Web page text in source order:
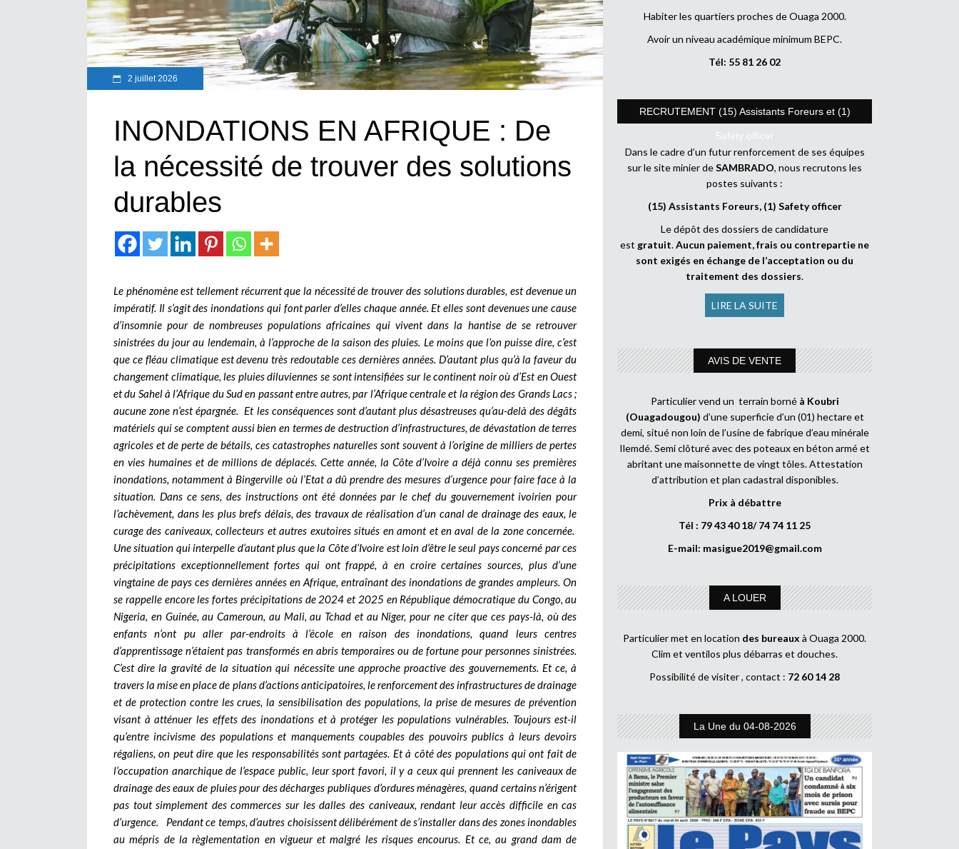
2 juillet 2026
INONDATIONS EN AFRIQUE : De
la nécessité de trouver des solutions
durables
Le phénomène est tellement récurrent que la nécessité de trouver des solutions durables, est devenue un
impératif. Il s’agit des inondations qui font parler d’elles chaque année. Et elles sont devenues une cause
d’insomnie pour de nombreuses populations africaines qui vivent dans la hantise de se retrouver
sinistrées du jour au lendemain, à l’approche de la saison des pluies. Le moins que l’on puisse dire, c’est
que ce fléau climatique est devenu très redoutable ces dernières années. D’autant plus qu’à la faveur du
changement climatique, les pluies diluviennes se sont intensifiées sur le continent noir où d’Est en Ouest
et du Sahel à l’Afrique du Sud en passant entre autres, par l’Afrique centrale et la région des Grands Lacs ;
aucune zone n’est épargnée. Et les conséquences sont d’autant plus désastreuses qu’au-delà des dégâts
matériels qui se comptent aussi bien en termes de destruction d’infrastructures, de dévastation de terres
agricoles et de perte de bétails, ces catastrophes naturelles sont souvent à l’origine de milliers de pertes
en vies humaines et de millions de déplacés. Cette année, la Côte d’Ivoire a déjà connu ses premières
inondations, notamment à Bingerville où l’Etat a dû prendre des mesures d’urgence pour faire face à la
situation. Dans ce sens, des instructions ont été données par le chef du gouvernement ivoirien pour
l’achèvement, dans les plus brefs délais, des travaux de réalisation d’un canal de drainage des eaux, le
curage des caniveaux, collecteurs et autres exutoires situés en amont et en aval de la zone concernée.
Une situation qui interpelle d’autant plus que la Côte d’Ivoire est loin d’être le seul pays concerné par ces
précipitations exceptionnellement fortes qui ont frappé, à en croire certaines sources, plus d’une
vingtaine de pays ces dernières années en Afrique, entraînant des inondations de grandes ampleurs. On
se rappelle encore les fortes précipitations de 2024 et 2025 en République démocratique du Congo, au
Nigeria, en Guinée, au Cameroun, au Mali, au Tchad et au Niger, pour ne citer que ces pays-là, où des
enfants n’ont pu aller par-endroits à l’école en raison des inondations, quand leurs centres
d’apprentissage n’étaient pas transformés en abris temporaires ou de fortune pour personnes sinistrées.
C’est dire la gravité de la situation qui nécessite une approche proactive des gouvernements. Et ce, à
travers la mise en place de plans d’actions anticipatoires, le renforcement des infrastructures de drainage
et de protection contre les crues, la sensibilisation des populations, la prise de mesures de prévention
visant à atténuer les effets des inondations et à protéger les populations vulnérables. Toujours est-il
qu’entre incivisme des populations et manquements coupables des pouvoirs publics à leurs devoirs
régaliens, on peut dire que les responsabilités sont partagées. Et à côté des populations qui ont fait de
l’occupation anarchique de l’espace public, leur sport favori, il y a ceux qui prennent les caniveaux de
drainage des eaux de pluies pour des décharges publiques d’ordures ménagères, quand certains n’érigent
pas tout simplement des commerces sur les dalles des caniveaux, rendant leur accès difficile en cas
d’urgence.
Pendant ce temps, d’autres choisissent délibérément de s’installer dans des zones inondables
au mépris de la règlementation en vigueur et malgré les risques encourus. Et ce, au grand dam de
Habiter les quartiers proches de Ouaga 2000.
Avoir un niveau académique minimum BEPC.
Tél: 55 81 26 02
RECRUTEMENT (15) Assistants Foreurs et (1)
Safety officer
Dans le cadre d’un futur renforcement de ses équipes
sur le site minier deSAMBRADO, nous recrutons les
postes suivants :
(15) Assistants Foreurs, (1) Safety officer
Le dépôt des dossiers de candidature
est gratuit.Aucun paiement, frais ou contrepartie ne
sont exigés en échange de l’acceptation ou du
traitement des dossiers.
LIRE LA SUITE
AVIS DE VENTE
Particulier vend un terrain borné à Koubri
(Ouagadougou) d’une superficie d’un (01) hectare et
demi, situé non loin de l’usine de fabrique d’eau minérale
Ilemdé. Semi clôturé avec des poteaux en béton armé et
abritant une maisonnette de vingt tôles. Attestation
d’attribution et plan cadastral disponibles.
Prix à débattre
Tél : 79 43 40 18/ 74 74 11 25
E-mail: masigue2019@gmail.com
A LOUER
Particulier met en location des bureaux à Ouaga 2000.
Clim et ventilos plus débarras et douches.
Possibilité de visiter , contact : 72 60 14 28
La Une du 04-08-2026